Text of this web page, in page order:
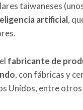
taiwaneses
artificial,
fabricante de
, con fábricas y
Unidos, entre otros